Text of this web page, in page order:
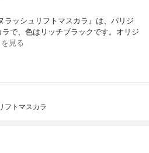
ラッシュリフトマスカラ』は、パリジ
で、色はリッチブラックです。オリジ
見る
フトマスカラ